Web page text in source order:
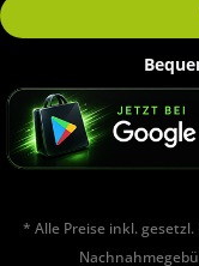
* Alle Preise inkl.